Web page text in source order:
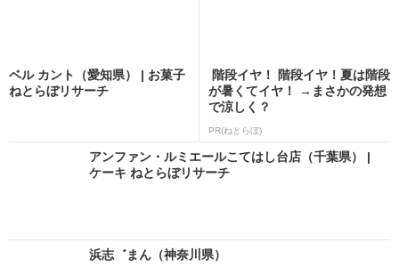
ベル カント（愛知県） | お菓子
ねとらぼリサーチ
階段イヤ！ 階段イヤ！夏は階段
が暑くてイヤ！ →まさかの発想
で涼しく？
PR(ねとらぼ)
アンファン・ルミエールこてはし台店（千葉県） |
ケーキ ねとらぼリサーチ
浜志゛まん（神奈川県）